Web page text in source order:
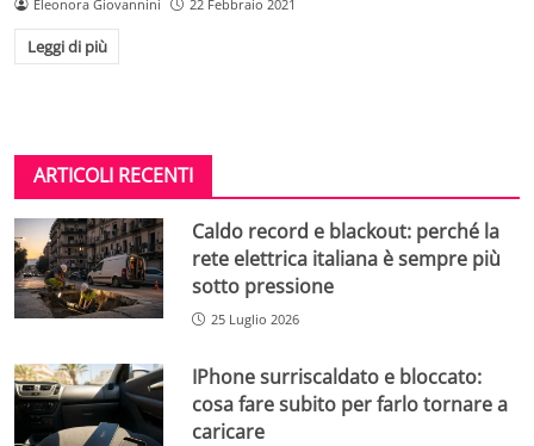
Eleonora Giovannini 22 Febbraio 2021
Leggi di più
ARTICOLI RECENTI
Caldo record e blackout: perché la
rete elettrica italiana è sempre più
sotto pressione
25 Luglio 2026
IPhone surriscaldato e bloccato:
cosa fare subito per farlo tornare a
caricare